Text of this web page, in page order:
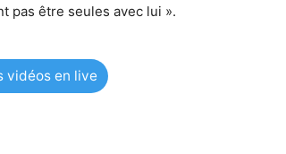
pas être seules avec lui ».
vidéos en live